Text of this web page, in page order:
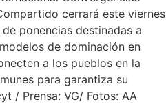
cerrará este viernes
ponencias destinadas a
de dominación en
a los pueblos en la
para garantiza su
/ Prensa: VG/ Fotos: AA